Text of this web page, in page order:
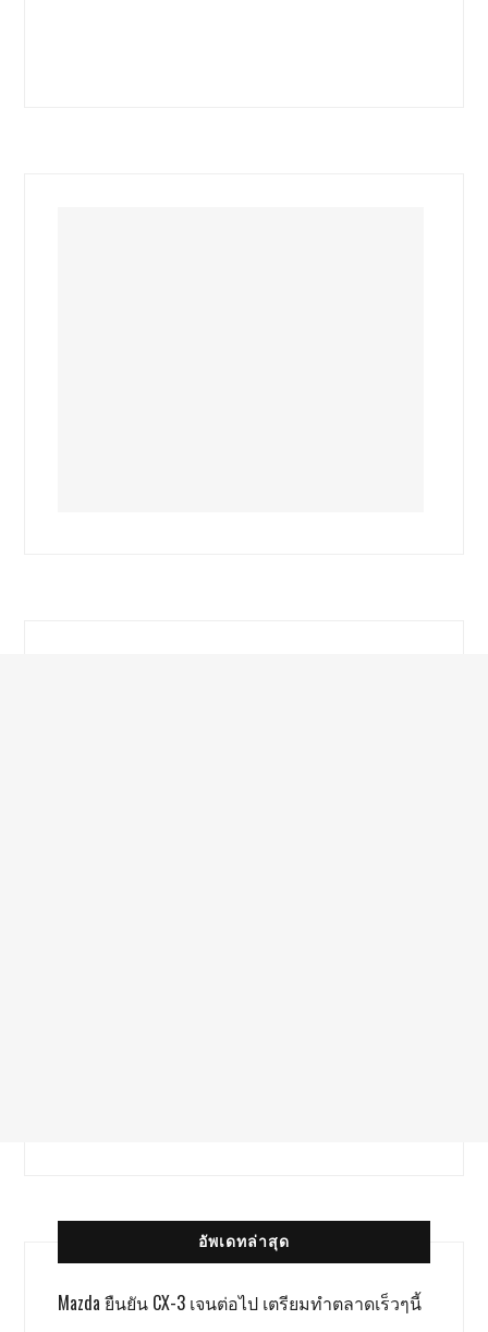
อัพเดทล่าสุด
Mazda ยืนยัน CX-3 เจนต่อไป เตรียมทำตลาดเร็วๆนี้